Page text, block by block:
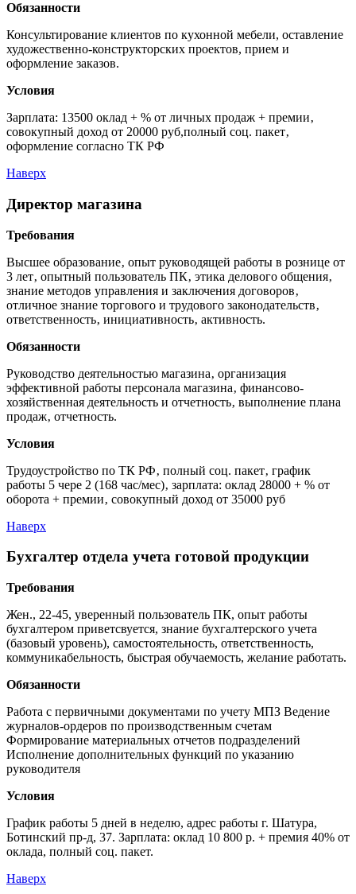
Обязанности
Консультирование клиентов по кухонной мебели, оставление
художественно-конструкторских проектов, прием и
оформление заказов.
Условия
Зарплата: 13500 оклад + % от личных продаж + премии‚
совокупный доход от 20000 руб,полный соц. пакет‚
оформление согласно ТК РФ
Наверх
Директор магазина
Требования
Высшее образование‚ опыт руководящей работы в рознице от
3 лет‚ опытный пользователь ПК‚ этика делового общения‚
знание методов управления и заключения договоров‚
отличное знание торгового и трудового законодательств‚
ответственность‚ инициативность‚ активность.
Обязанности
Руководство деятельностью магазина‚ организация
эффективной работы персонала магазина‚ финансово-
хозяйственная деятельность и отчетность‚ выполнение плана
продаж‚ отчетность.
Условия
Трудоустройство по ТК РФ‚ полный соц. пакет‚ график
работы 5 чере 2 (168 час/мес)‚ зарплата: оклад 28000 + % от
оборота + премии‚ совокупный доход от 35000 руб
Наверх
Бухгалтер отдела учета готовой продукции
Требования
Жен., 22-45, уверенный пользователь ПК, опыт работы
бухгалтером приветсвуется, знание бухгалтерского учета
(базовый уровень), самостоятельность, ответственность,
коммуникабельность, быстрая обучаемость, желание работать.
Обязанности
Работа с первичными документами по учету МПЗ Ведение
журналов-ордеров по производственным счетам
Формирование материальных отчетов подразделений
Исполнение дополнительных функций по указанию
руководителя
Условия
График работы 5 дней в неделю, адрес работы г. Шатура,
Ботинский пр-д, 37. Зарплата: оклад 10 800 р. + премия 40% от
оклада, полный соц. пакет.
Наверх